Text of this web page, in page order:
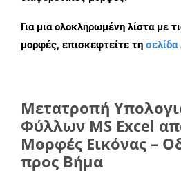
Για μια ολοκληρωμένη λίστα με
μορφές, επισκεφτείτε τη
Μετατροπή
Φύλλων MS Excel
Μορφές Εικόνας –
προς Βήμα